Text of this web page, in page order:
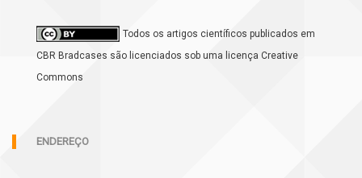
Todos os artigos científicos publicados em
CBR Bradcases são licenciados sob uma licença Creative
Commons
ENDEREÇO